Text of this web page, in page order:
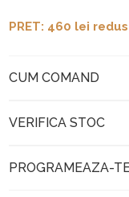
PRET: 460 lei
CUM COMAND
VERIFICA STOC
PROGRAMEAZA-